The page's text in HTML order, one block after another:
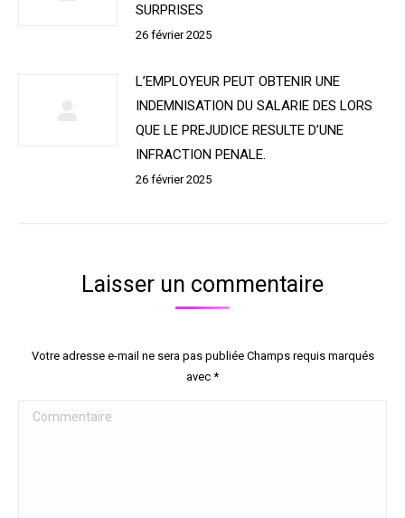
SURPRISES
26 février 2025
L’EMPLOYEUR PEUT OBTENIR UNE
INDEMNISATION DU SALARIE DES LORS
QUE LE PREJUDICE RESULTE D’UNE
INFRACTION PENALE.
26 février 2025
Laisser un commentaire
Votre adresse e-mail ne sera pas publiée Champs requis marqués
avec *
Commentaire